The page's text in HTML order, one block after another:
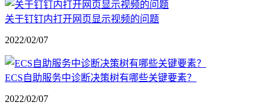
关于钉钉内打开网页显示视频的问题
2022/02/07
ECS自助服务中诊断决策树有哪些关键要素？
2022/02/07